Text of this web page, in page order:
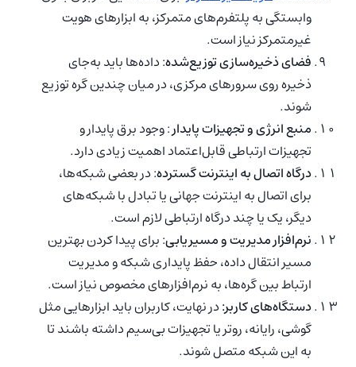
وابستگی به پلتفرم‌های متمرکز، به ابزارهای هویت
غیرمتمرکز نیاز است.
فضای ذخیره‌سازی توزیع‌شده: داده‌ها باید به‌جای
ذخیره روی سرورهای مرکزی، در میان چندین گره توزیع
شوند.
منبع انرژی و تجهیزات پایدار: وجود برق پایدار و
تجهیزات ارتباطی قابل‌اعتماد اهمیت زیادی دارد.
درگاه اتصال به اینترنت گسترده: در بعضی شبکه‌ها،
برای اتصال به اینترنت جهانی یا تبادل با شبکه‌های
دیگر، یک یا چند درگاه ارتباطی لازم است.
نرم‌افزار مدیریت و مسیریابی: برای پیدا کردن بهترین
مسیر انتقال داده، حفظ پایداری شبکه و مدیریت
ارتباط بین گره‌ها، به نرم‌افزارهای مخصوص نیاز است.
دستگاه‌های کاربر:در نهایت، کاربران باید ابزارهایی مثل
گوشی، رایانه، روتر یا تجهیزات بی‌سیم داشته باشند تا
به این شبکه متصل شوند.